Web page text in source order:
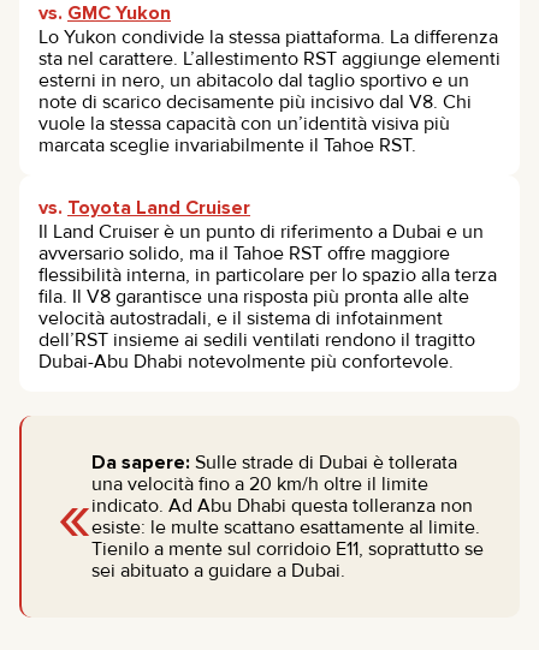
vs. GMC Yukon
Lo Yukon condivide la stessa piattaforma. La differenza
sta nel carattere. L’allestimento RST aggiunge elementi
esterni in nero, un abitacolo dal taglio sportivo e un
note di scarico decisamente più incisivo dal V8. Chi
vuole la stessa capacità con un’identità visiva più
marcata sceglie invariabilmente il Tahoe RST.
vs. Toyota Land Cruiser
Il Land Cruiser è un punto di riferimento a Dubai e un
avversario solido, ma il Tahoe RST offre maggiore
flessibilità interna, in particolare per lo spazio alla terza
fila. Il V8 garantisce una risposta più pronta alle alte
velocità autostradali, e il sistema di infotainment
dell’RST insieme ai sedili ventilati rendono il tragitto
Dubai-Abu Dhabi notevolmente più confortevole.
«
Da sapere: Sulle strade di Dubai è tollerata
una velocità fino a 20 km/h oltre il limite
indicato. Ad Abu Dhabi questa tolleranza non
esiste: le multe scattano esattamente al limite.
Tienilo a mente sul corridoio E11, soprattutto se
sei abituato a guidare a Dubai.